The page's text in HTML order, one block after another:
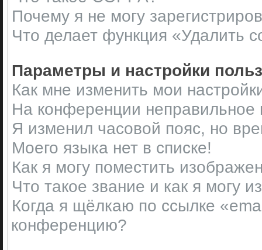
Почему я не могу
Что делает функция «Удалить
Параметры и настройки
Как мне изменить мои
На конференции неправильное
Я изменил часовой пояс, но
Моего языка нет в списке!
Как я могу поместить
Что такое звание и как я могу
Когда я щёлкаю по ссылке
конференцию?